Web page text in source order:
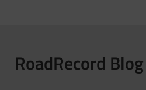
RoadRecord Blog